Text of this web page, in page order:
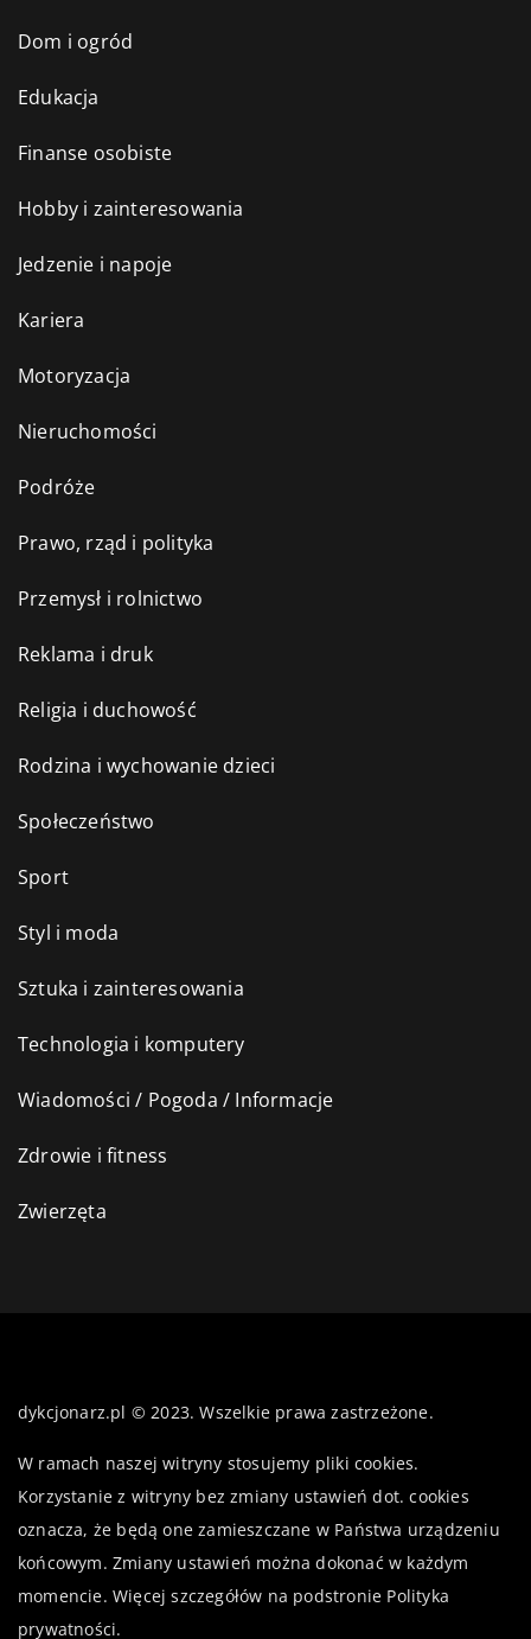
Dom i ogród
Edukacja
Finanse osobiste
Hobby i zainteresowania
Jedzenie i napoje
Kariera
Motoryzacja
Nieruchomości
Podróże
Prawo, rząd i polityka
Przemysł i rolnictwo
Reklama i druk
Religia i duchowość
Rodzina i wychowanie dzieci
Społeczeństwo
Sport
Styl i moda
Sztuka i zainteresowania
Technologia i komputery
Wiadomości / Pogoda / Informacje
Zdrowie i fitness
Zwierzęta
dykcjonarz.pl © 2023. Wszelkie prawa zastrzeżone.
W ramach naszej witryny stosujemy pliki cookies.
Korzystanie z witryny bez zmiany ustawień dot. cookies
oznacza, że będą one zamieszczane w Państwa urządzeniu
końcowym. Zmiany ustawień można dokonać w każdym
momencie. Więcej szczegółów na podstronie Polityka
prywatności.